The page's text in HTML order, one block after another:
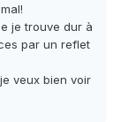
je trouve dur à
par un reflet
veux bien voir